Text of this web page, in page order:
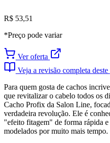
R$ 53,51
*Preço pode variar
Ver oferta
Veja a revisão completa
Para quem gosta de cachos
que revitalizar o cabelo todos os
Cacho Profix da Salon Line,
verdadeira revolução. Ele é
"efeito fitagem" de forma rápida
modelados por muito mais tempo.